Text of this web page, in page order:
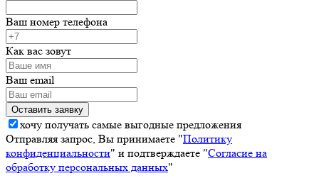
Ваш номер телефона
Как вас зовут
Ваш email
хочу получать самые выгодные предложения
Отправляя запрос, Вы принимаете "Политику
конфиденциальности" и подтверждаете "Согласие на
обработку персональных данных"